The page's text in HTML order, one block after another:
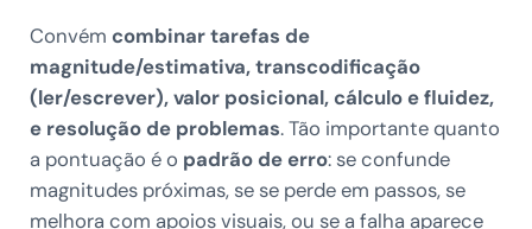
Convém combinar tarefas de
magnitude/estimativa, transcodificação
(ler/escrever), valor posicional, cálculo e fluidez,
e resolução de problemas. Tão importante quanto
a pontuação é o padrão de erro: se confunde
magnitudes próximas, se se perde em passos, se
melhora com apoios visuais, ou se a falha aparece